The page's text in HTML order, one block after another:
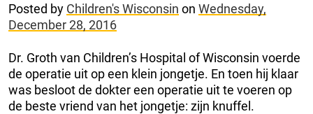
Posted by Children's Wisconsin on Wednesday,
December 28, 2016
Dr. Groth van Children’s Hospital of Wisconsin voerde
de operatie uit op een klein jongetje. En toen hij klaar
was besloot de dokter een operatie uit te voeren op
de beste vriend van het jongetje: zijn knuffel.